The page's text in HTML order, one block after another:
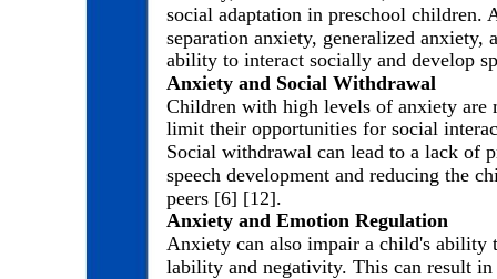
social adaptation in preschool
separation anxiety, generalized
ability to interact socially and develop
Anxiety and Social Withdrawal
Children with high levels of anxiety
limit their opportunities for social
Social withdrawal can lead to a lack of
speech development and reducing the
peers [6] [12].
Anxiety and Emotion Regulation
Anxiety can also impair a child's ability
lability and negativity. This can result